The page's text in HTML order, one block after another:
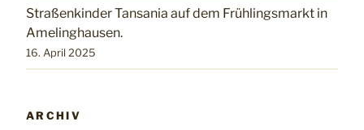
Straßenkinder Tansania auf dem Frühlingsmarkt in
Amelinghausen.
16. April 2025
ARCHIV